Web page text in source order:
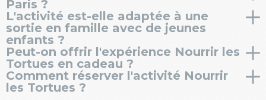
d'Afrique et la troisième au monde : elle peut peser
jusqu'à 100 kg et vivre plusieurs décennies.
l'expérience « Nourrir les Tortues ». Pensez à
réserver votre billet d'entréeen complément de
votre activité.
Paris ?
Non, le parc se trouve à seulement 20 minutes en
voiture de Disneyland Paris, à côté de Marne-la-
Vallée. C'est l'une des meilleures
activités nature à
faire autour de Disneypour prolonger un séjour en
famille.
L'activité est-elle adaptée à une
sortie en famille avec de jeunes
enfants ?
Oui, c'est une activité pédagogique et ludique
pensée pour les familles. Dès 5 ans, les enfants
approchent les tortues en toute sécurité et
apprennent en s'amusant, façon ferme pédagogique
Peut-on offrir l'expérience Nourrir les
Tortues en cadeau ?
Oui, unbon cadeau « Nourrir les Tortues »est
disponible : une idée cadeau originale pour les
Comment réserver l'activité Nourrir
les Tortues ?